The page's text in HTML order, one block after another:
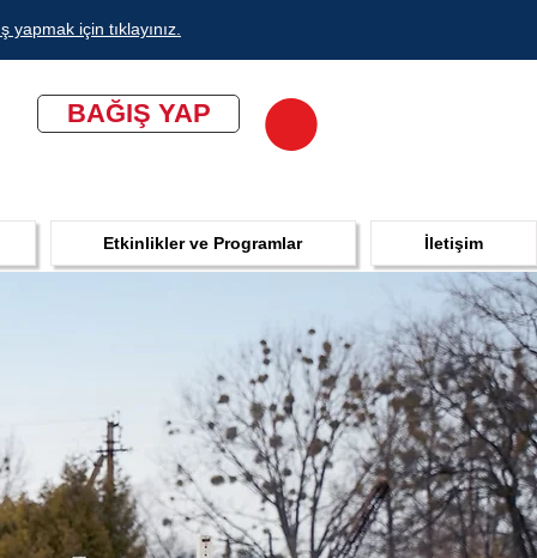
yapmak için tıklayınız.
BAĞIŞ YAP
Etkinlikler ve Programlar İletişim